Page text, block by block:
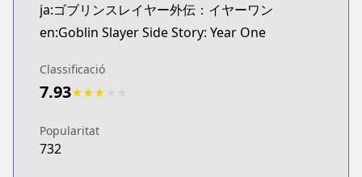
ja:ゴブリンスレイヤー外伝：イヤーワン
en:Goblin Slayer Side Story: Year One
Classificació
7.93★★★
Popularitat
732